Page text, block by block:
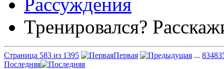
Тренировался?
Страница 583 из 1395 Первая ... 83483
Последняя